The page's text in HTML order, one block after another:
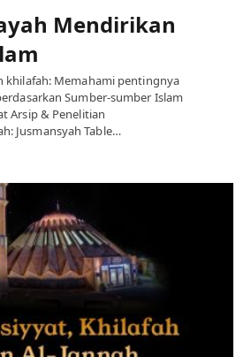
Mendirikan
khilafah: Memahami pentingnya
Sumber-sumber Islam
Arsip & Penelitian
Jusmansyah Table…